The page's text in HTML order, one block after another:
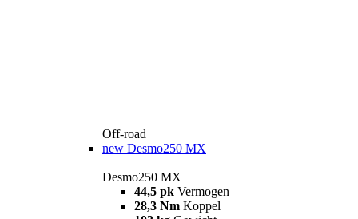
Off-road
new Desmo250 MX
Desmo250 MX
44,5 pk Vermogen
28,3 Nm Koppel